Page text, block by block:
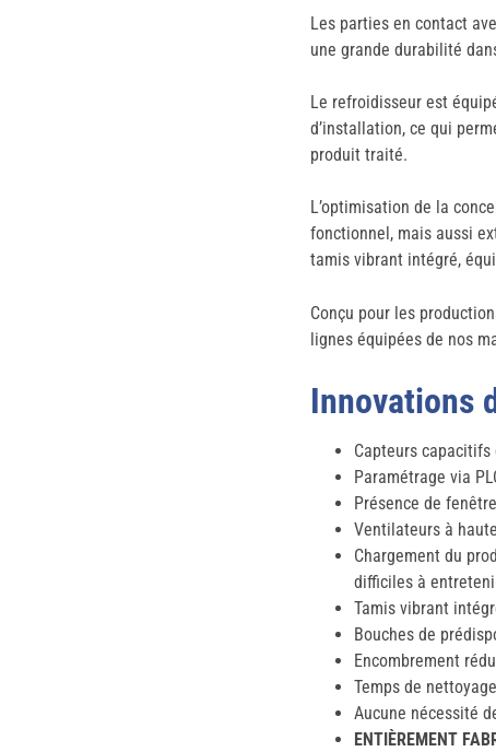
Les parties en contact
une grande durabilité
Le refroidisseur est
d’installation, ce qui
produit traité.
L’optimisation de la
fonctionnel, mais aussi
tamis vibrant intégré,
Conçu pour les
lignes équipées de nos
Innovations
Capteurs
Paramétrage via
Présence de
Ventilateurs à
Chargement du
difficiles à
Tamis vibrant
Bouches de
Encombrement
Temps de
Aucune nécessité
ENTIÈREMENT